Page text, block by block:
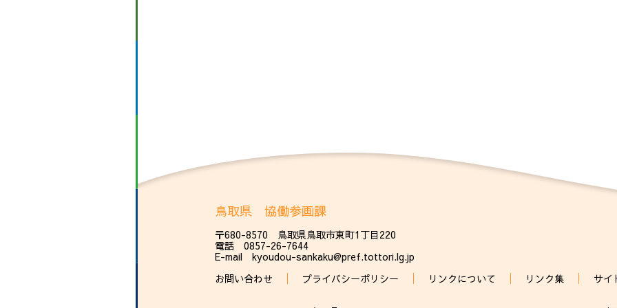
鳥取県 協働参画課
〒680-8570 鳥取県鳥取市東町1丁目220
電話 0857-26-7644
E-mail kyoudou-sankaku@pref.tottori.lg.jp
お問い合わせ
プライバシーポリシー リンクについて リンク集 サイ